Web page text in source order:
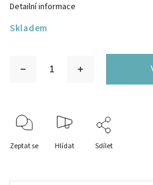
Skladem
Detailní informace
Zeptat se Hlídat Sdílet